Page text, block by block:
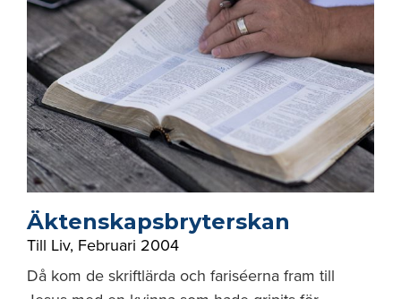
Äktenskapsbryterskan
Till Liv, Februari 2004
Då kom de skriftlärda och fariséerna fram till